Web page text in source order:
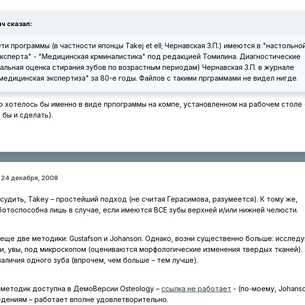
сказал:
программы (в частности японцы Takej et ell; Чернавская З.П.) имеются в
- "Медицинская крминалистика" под редакцией Томилина. Диагностические
оценка стирания зубов по возрастным периодам) Чернавская З.П. в журнале
экспертиза" за 80-е годы. Файлов с такими прграммами не видел нигде.
хотелось бы именно в виде прпограммы на компе, установленном на рабочем столе
бы и сделать).
24 декабря, 2008
Takey – простейший подход (не считая Герасимова, разумеется). К тому же,
лишь в случае, если имеются ВСЕ зубы верхней и/или нижней челюсти.
две методики: Gustafson и Johanson. Однако, возни существенно больше:
увы, под микроскопом (оцениваются морфологические изменения твердых тканей).
одного зуба (впрочем, чем больше – тем лучше).
доступна в ДемоВерсии Osteology – ссылка не работает - (по-моему,
– работает вполне удовлетворительно.